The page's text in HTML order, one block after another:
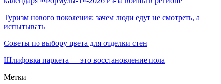
Туризм нового поколения: зачем люди едут не смотреть, а
испытывать
Советы по выбору цвета для отделки стен
Шлифовка паркета — это восстановление пола
Метки